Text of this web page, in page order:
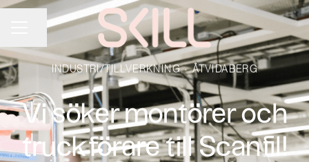
KARRIÄRMENY
Dela sidan
INDUSTRI/TILLVERKNING · ÅTVIDABERG
Vi söker montörer och
truckförare till Scanfil!